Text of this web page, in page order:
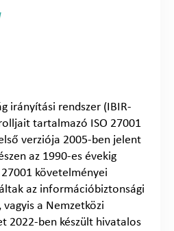
irányítási rendszer (IBIR-
tartalmazó ISO 27001
verziója 2005-ben jelent
az 1990-es évekig
27001 követelményei
az információbiztonsági
a Nemzetközi
2022-ben készült hivatalos